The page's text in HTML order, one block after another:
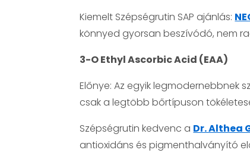
Kiemelt Szépségrutin SAP ajánlás:
könnyed gyorsan beszívódó, nem
3-O Ethyl Ascorbic Acid (EAA)
Előnye: Az egyik legmodernebbnek
csak a legtöbb bőrtípuson
Szépségrutin kedvenc a Dr. Althea
antioxidáns és pigmenthalványító